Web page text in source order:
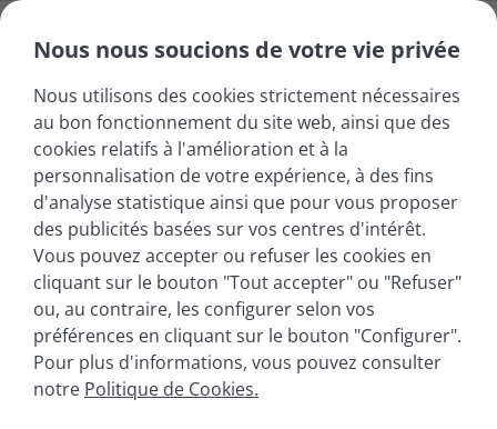
Non classifié(e)
Nous nous soucions de votre vie privée
Nous utilisons des cookies strictement nécessaires
au bon fonctionnement du site web, ainsi que des
cookies relatifs à l'amélioration et à la
personnalisation de votre expérience, à des fins
d'analyse statistique ainsi que pour vous proposer
des publicités basées sur vos centres d'intérêt.
Vous pouvez accepter ou refuser les cookies en
cliquant sur le bouton "Tout accepter" ou "Refuser"
ou, au contraire, les configurer selon vos
préférences en cliquant sur le bouton "Configurer".
Pour plus d'informations, vous pouvez consulter
notre Politique de Cookies.